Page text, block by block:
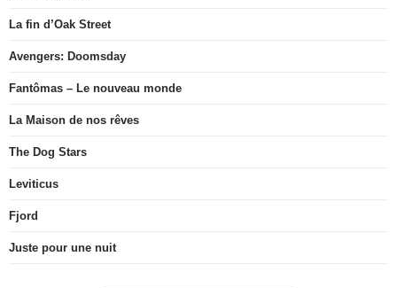
La fin d’Oak Street
Avengers: Doomsday
Fantômas – Le nouveau monde
La Maison de nos rêves
The Dog Stars
Leviticus
Fjord
Juste pour une nuit